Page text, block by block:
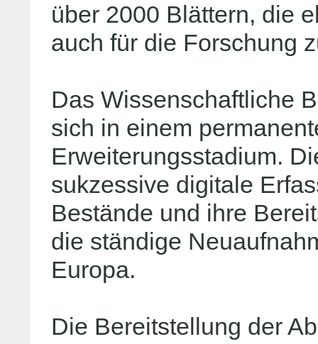
über 2000 Blättern, die
auch für die Forschung
Das Wissenschaftliche
sich in einem
Erweiterungsstadium.
sukzessive digitale
Bestände und ihre
die ständige
Europa.
Die Bereitstellung der